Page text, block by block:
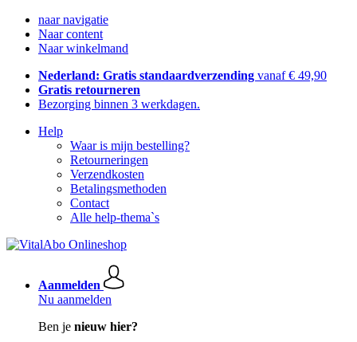
naar navigatie
Naar content
Naar winkelmand
Nederland: Gratis standaardverzending vanaf € 49,90
Gratis retourneren
Bezorging binnen 3 werkdagen.
Help
Waar is mijn bestelling?
Retourneringen
Verzendkosten
Betalingsmethoden
Contact
Alle help-thema`s
Aanmelden
Nu aanmelden
Ben je nieuw hier?